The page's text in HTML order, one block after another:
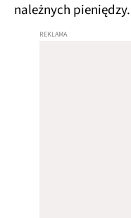
należnych pieniędzy.